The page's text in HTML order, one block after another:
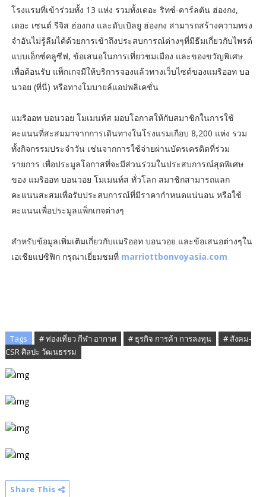
โรงแรมที่เข้าร่วมทั้ง 13 แห่ง รวมทั้งเดอะ ริทซ์-คาร์ลตัน ฮ่องกง,
เดอะ เซนต์ รีจิส ฮ่องกง และดับเบิลยู ฮ่องกง สามารถสร้างความทรง
จำอันไม่รู้ลืมได้ด้วยการเข้าถึงประสบการณ์ต่างๆที่มีธีมเกี่ยวกับไพรด์
แบบเอ็กซ์คลูซีฟ, ข้อเสนอในการเที่ยวชมเมือง และของขวัญพิเศษ
เพื่อต้อนรับ แพ็กเกจมีให้บริการจองแล้วทางเว็บไซต์ของแมริออท บอ
นวอย (ที่นี่) หรือทางโมบายล์แอปพลิเคชั่น
แมริออท บอนวอย โมเมนท์ส มอบโอกาสให้กับสมาชิกในการใช้
คะแนนที่สะสมมาจากการเดินทางในโรงแรมเกือบ 8,200 แห่ง รวม
ทั้งกิจกรรมประจำวัน เช่นจากการใช้จ่ายผ่านบัตรเครดิตที่ร่วม
รายการ เพื่อประมูลโอกาสที่จะมีส่วนร่วมในประสบการณ์สุดพิเศษ
ของ แมริออท บอนวอย โมเมนท์ส ทั่วโลก สมาชิกสามารถแลก
คะแนนสะสมเพื่อรับประสบการณ์ที่มีราคากำหนดแน่นอน หรือใช้
คะแนนเพื่อประมูลแพ็กเกจต่างๆ
สำหรับข้อมูลเพิ่มเติมเกี่ยวกับแมริออท บอนวอย และข้อเสนอต่างๆใน
เอเชียแปซิฟิก กรุณาเยี่ยมชมที่ marriottbonvoyasia.com
Tags # ท่องเที่ยว กีฬา อากาศ # ธุรกิจ การค้า การลงทุน
# สังคม-
CSR ศิลปะ วัฒนธรรม
Share This